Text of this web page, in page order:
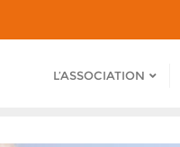
L’ASSOCIATION